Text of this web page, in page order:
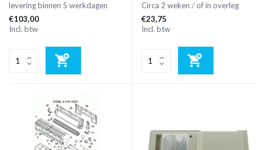
levering binnen 5 werkdagen
€103,00
Incl. btw
Circa 2 weken / of in overleg
€23,75
Incl. btw